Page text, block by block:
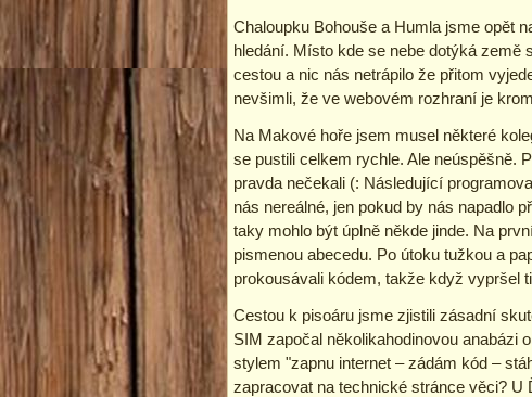
Chaloupku Bohouše a Humla jsme opět
hledání. Místo kde se nebe dotýká země
cestou a nic nás netrápilo že přitom
nevšimli, že ve webovém rozhraní je
Na Makové hoře jsem musel některé
se pustili celkem rychle. Ale neúspěšně.
pravda nečekali (: Následující
nás nereálné, jen pokud by nás napadlo
taky mohlo být úplně někde jinde. Na
pismenou abecedu. Po útoku tužkou a
prokousávali kódem, takže když vypršel
Cestou k pisoáru jsme zjistili zásadní
SIM započal několikahodinovou anabázi
stylem "zapnu internet – zádám kód –
zapracovat na technické stránce věci? U